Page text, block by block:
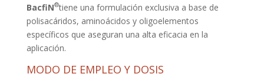
BacfiN®tiene una formulación exclusiva a base de
polisacáridos, aminoácidos y oligoelementos
específicos que aseguran una alta eficacia en la
aplicación.
MODO DE EMPLEO Y DOSIS